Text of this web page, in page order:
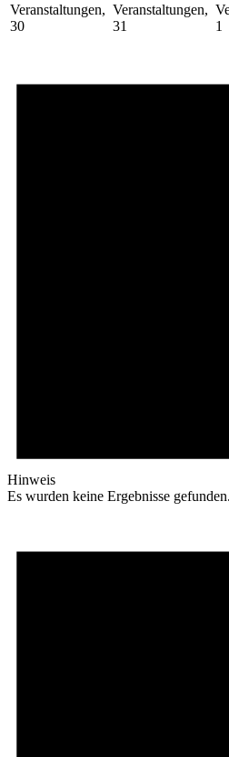
Veranstaltungen,
30
Veranstaltungen,
31
1
Hinweis
Es wurden keine Ergebnisse gefunden.